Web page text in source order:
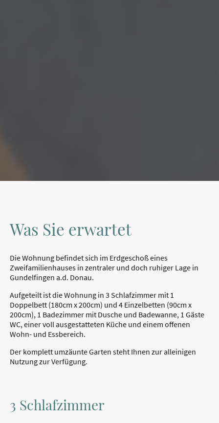
Was Sie erwartet
Die Wohnung befindet sich im Erdgeschoß eines
Zweifamilienhauses in zentraler und doch ruhiger Lage in
Gundelfingen a.d. Donau.
Aufgeteilt ist die Wohnung in 3 Schlafzimmer mit 1
Doppelbett (180cm x 200cm) und 4 Einzelbetten (90cm x
200cm), 1 Badezimmer mit Dusche und Badewanne, 1 Gäste
WC, einer voll ausgestatteten Küche und einem offenen
Wohn- und Essbereich.
Der komplett umzäunte Garten steht Ihnen zur alleinigen
Nutzung zur Verfügung.
3 Schlafzimmer